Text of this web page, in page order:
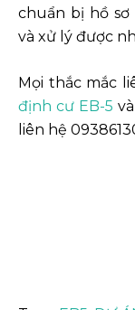
chuẩn bị hồ sơ
và xử lý được
Mọi thắc mắc
định cư EB-5 và
liên hệ